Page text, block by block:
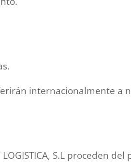
internacionalmente a
S.L proceden